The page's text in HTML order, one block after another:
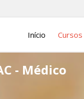
Início Cursos
- Médico